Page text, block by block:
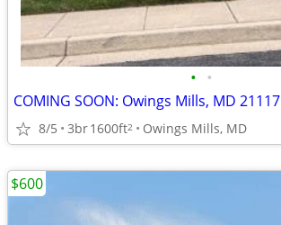
• •
COMING SOON: Owings Mills, MD 21117
8/5 3br1600ft2 Owings Mills, MD
$600